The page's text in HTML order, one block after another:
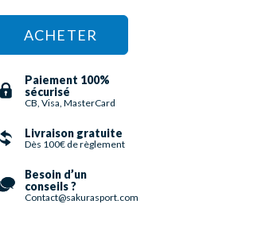
ACHETER
Paiement 100%
sécurisé
CB, Visa, MasterCard
Livraison gratuite
Dès 100€ de règlement
Besoin d’un
conseils ?
Contact@sakurasport.com